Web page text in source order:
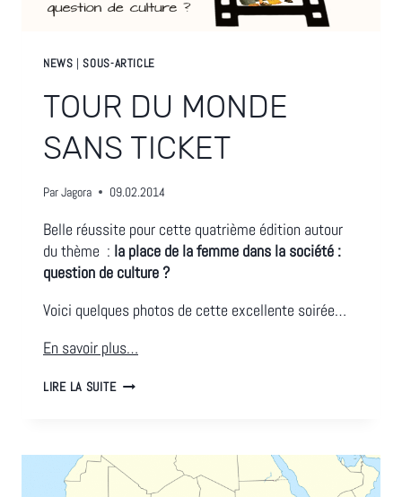
NEWS |SOUS-ARTICLE
TOUR DU MONDE
SANS TICKET
ParJagora 09.02.2014
Belle réussite pour cette quatrième édition autour
du thème : la place de la femme dans la société :
question de culture ?
Voici quelques photos de cette excellente soirée…
En savoir plus…
LIRE LA SUITETOUR
TICKET